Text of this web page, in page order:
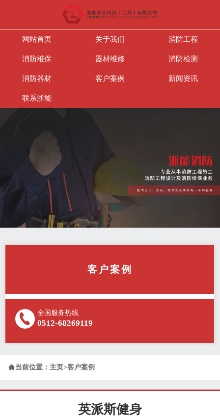
网站首页 关于我们 消防工程
消防维保 器材维修 消防检测
消防器材 客户案例 新闻资讯
联系浙能
客户案例
全国服务热线
0512-68269119
当前位置： 主页>客户案例
英派斯健身